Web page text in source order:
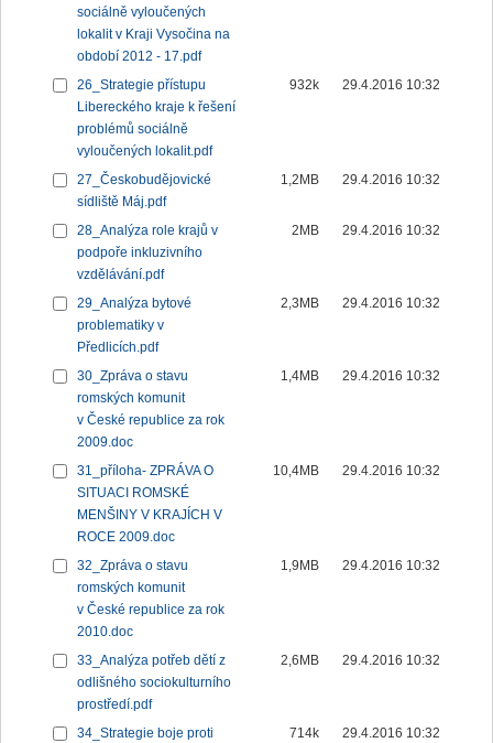
sociálně vyloučených
lokalit v Kraji Vysočina na
období 2012 - 17.pdf
26_Strategie přístupu
Libereckého kraje k řešení
problémů sociálně
vyloučených lokalit.pdf
932k 29.4.2016 10:32
27_Českobudějovické
sídliště Máj.pdf
1,2MB 29.4.2016 10:32
28_Analýza role krajů v
podpoře inkluzivního
vzdělávání.pdf
2MB 29.4.2016 10:32
29_Analýza bytové
problematiky v
Předlicích.pdf
2,3MB 29.4.2016 10:32
30_Zpráva o stavu
romských komunit
v České republice za rok
2009.doc
1,4MB 29.4.2016 10:32
31_příloha- ZPRÁVA O
SITUACI ROMSKÉ
MENŠINY V KRAJÍCH V
ROCE 2009.doc
10,4MB 29.4.2016 10:32
32_Zpráva o stavu
romských komunit
v České republice za rok
2010.doc
1,9MB 29.4.2016 10:32
33_Analýza potřeb dětí z
odlišného sociokulturního
prostředí.pdf
2,6MB 29.4.2016 10:32
34_Strategie boje proti
714k 29.4.2016 10:32